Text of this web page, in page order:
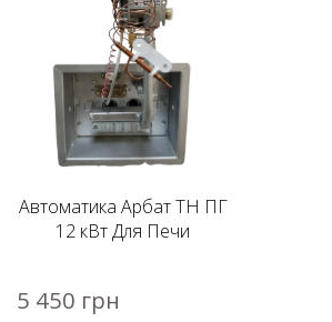
Автоматика Арбат ТН ПГ
12 кВт Для Печи
5 450 грн